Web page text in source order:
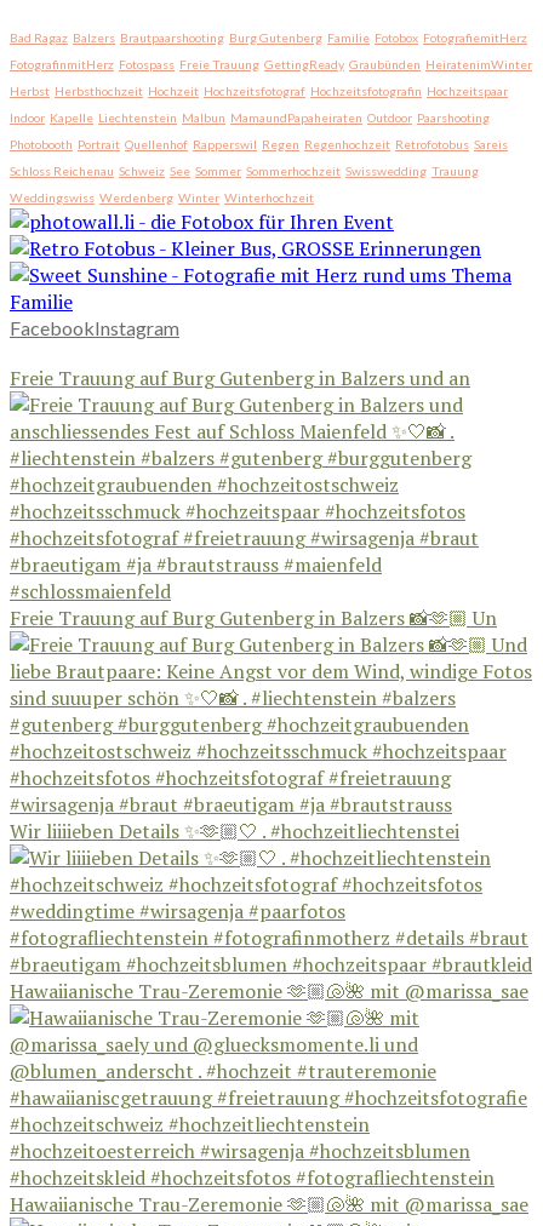
Bad Ragaz Balzers Brautpaarshooting Burg Gutenberg Familie Fotobox FotografiemitHerz
FotografinmitHerz Fotospass Freie Trauung GettingReady Graubünden HeiratenimWinter
Herbst Herbsthochzeit Hochzeit Hochzeitsfotograf Hochzeitsfotografin Hochzeitspaar
Indoor Kapelle Liechtenstein Malbun MamaundPapaheiraten Outdoor Paarshooting
Photobooth Portrait Quellenhof Rapperswil Regen Regenhochzeit Retrofotobus Sareis
Schloss Reichenau Schweiz See Sommer Sommerhochzeit Swisswedding Trauung
Weddingswiss Werdenberg Winter Winterhochzeit
FacebookInstagram
Freie Trauung auf Burg Gutenberg in Balzers und an
Freie Trauung auf Burg Gutenberg in Balzers 📸🫶🏼 Un
Wir liiiieben Details ✨🫶🏼🤍 . #hochzeitliechtenstei
Hawaiianische Trau-Zeremonie 🫶🏼🐚🌺 mit @marissa_sae
Hawaiianische Trau-Zeremonie 🫶🏼🐚🌺 mit @marissa_sae